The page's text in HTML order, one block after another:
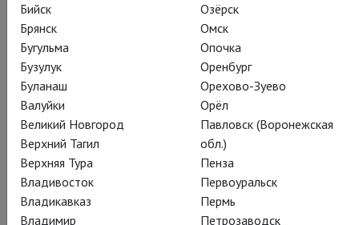
Ближайшее свидание с Дэвидом у TheatreHD назначено на
эту субботу, 23 апреля, ведь именно он будет ведущим
грандиозного шоу
А вы с нами? Дэвид ждет!
Бийск
Брянск
Бугульма
Бузулук
Буланаш
Валуйки
Великий Новгород
Верхний Тагил
Верхняя Тура
Владивосток
Владикавказ
Владимир
Озёрск
Омск
Опочка
Оренбург
Орехово-Зуево
Орёл
Павловск (Воронежская
обл.)
Пенза
Первоуральск
Пермь
Петрозаводск